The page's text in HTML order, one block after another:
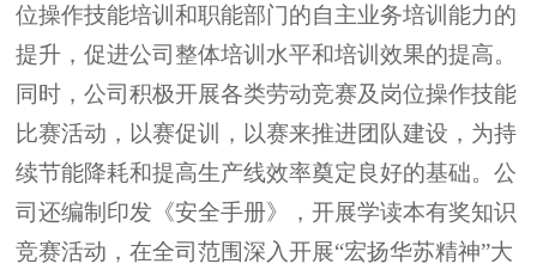
位操作技能培训和职能部门的自主业务培训能力的
提升 ，促进公司整体培训水平和培训效果的提高。
同时，公司积极开展各类劳动竞赛及岗位操作技能
比赛活动，以赛促训，以赛来推进团队建设，为持
续节能降耗和提高生产线效率奠定良好的基础。公
司还编制印发《安全手册》，开展学读本有奖知识
竞赛活动，在全司范围深入开展“宏扬华苏精神”大